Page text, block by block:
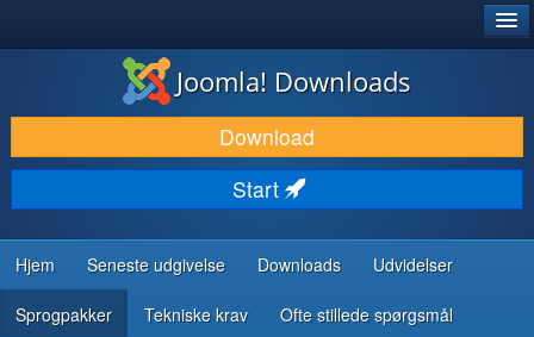
DOWNLOAD & UDVID
OPDAG & LÆR
FÆLLESSKABET & SUPPORT
UDVIKLERRESSOURCER
Joomla! Downloads
Download
Start
Hjem Seneste udgivelse Downloads Udvidelser
Sprogpakker Tekniske krav Ofte stillede spørgsmål